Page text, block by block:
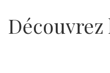
Découvrez